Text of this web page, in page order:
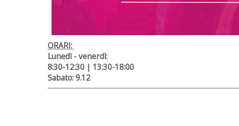
ORARI:
Lunedì - venerdì:
8:30-12:30 | 13:30-18:00
Sabato: 9.12